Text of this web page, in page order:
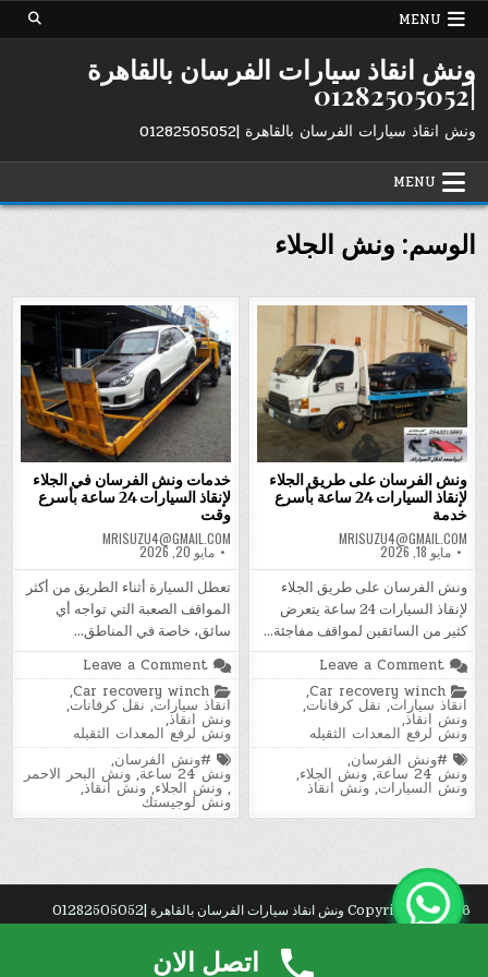
Skip
MENU
ونش انقاذ سيارات الفرسان بالقاهرة
|01282505052
ونش انقاذ سيارات الفرسان بالقاهرة |01282505052
MENU
الوسم: ونش الجلاء
خدمات ونش الفرسان في الجلاء
لإنقاذ السيارات 24 ساعة بأسرع
وقت
MRISUZU4@GMAIL.COM
مايو 20, 2026
تعطل السيارة أثناء الطريق من أكثر
المواقف الصعبة التي تواجه أي
سائق، خاصة في المناطق…
Leave a Comment
خدمات
ونش
الفرسان
الجلاء
لإنقاذ
السيارات
24
ساعة
وقت
Posted
in
Car recovery winch
,
انقاذ سيارات, نقل كرفانات,
ونش انقاذ,
ونش لرفع المعدات الثقيله
Tagged
#ونش الفرسان,
ونش 24 ساعة ,ونش البحر الاحمر
,ونش الجلاء,ونش انقاذ,
ونش لوجيستك
ونش الفرسان على طريق الجلاء
لإنقاذ السيارات 24 ساعة بأسرع
خدمة
MRISUZU4@GMAIL.COM
مايو 18, 2026
ونش الفرسان على طريق الجلاء
لإنقاذ السيارات 24 ساعة يتعرض
كثير من السائقين لمواقف مفاجئة…
Leave a Comment
ونش
الفرسان
على
الجلاء
لإنقاذ
السيارات
24
ساعة
خدمة
Posted
in
Car recovery winch
,
انقاذ سيارات, نقل كرفانات,
ونش انقاذ,
ونش لرفع المعدات الثقيله
Tagged
#ونش الفرسان,
ونش 24 ساعة ,ونش الجلاء,
ونش السيارات,ونش انقاذ
Copyright © 2026 ونش انقاذ سيارات الفرسان بالقاهرة |01282505052
اتصل الان